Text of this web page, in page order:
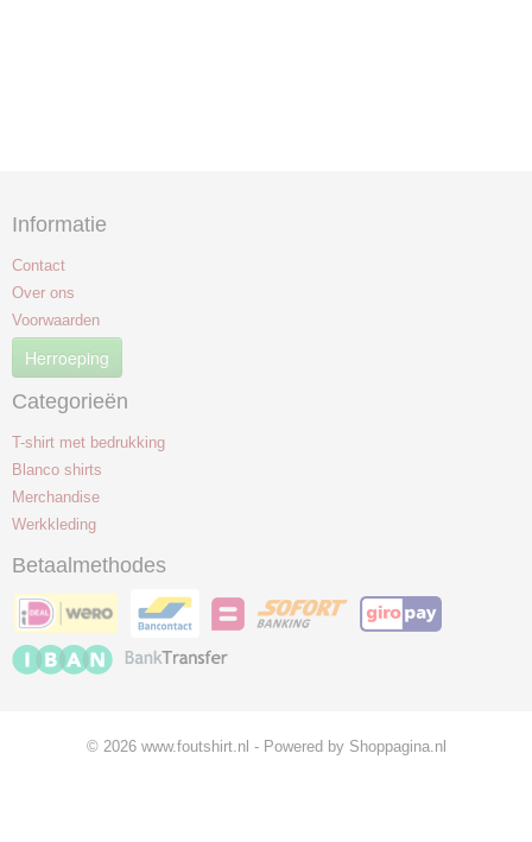
Informatie
Contact
Over ons
Voorwaarden
Herroeping
Categorieën
T-shirt met bedrukking
Blanco shirts
Merchandise
Werkkleding
Betaalmethodes
© 2026 www.foutshirt.nl - Powered by Shoppagina.nl